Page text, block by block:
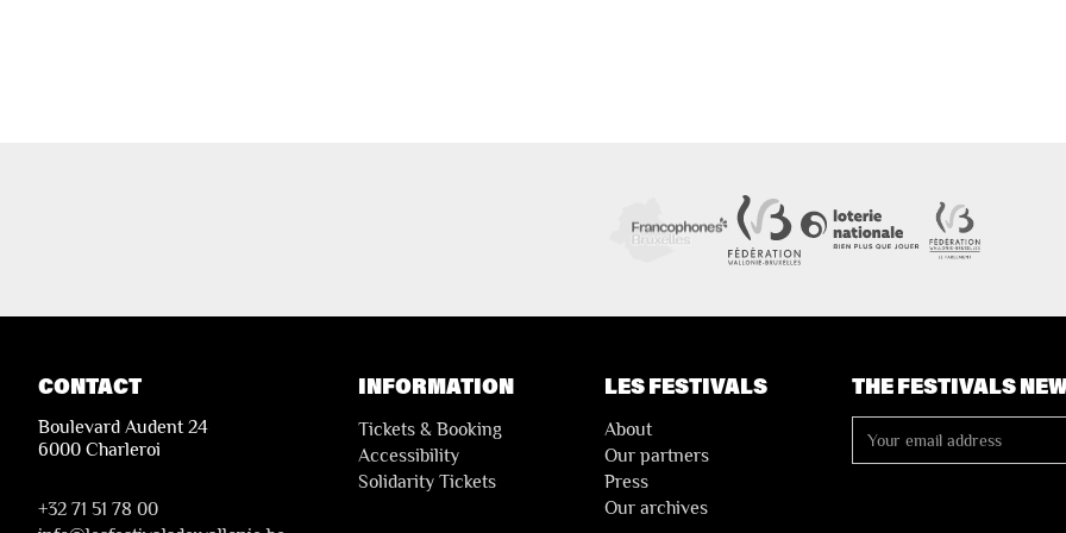
CONTACT
Boulevard Audent 24
6000 Charleroi
+32 71 51 78 00
INFORMATION
Tickets & Booking
Accessibility
Solidarity Tickets
LES FESTIVALS
About
Our partners
Press
Our archives
THE FESTIVALS